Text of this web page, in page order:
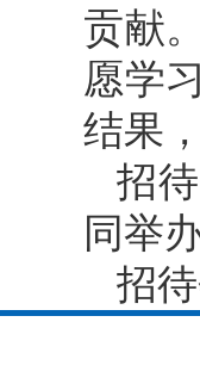
贡献
愿学
结果
招
同举
招